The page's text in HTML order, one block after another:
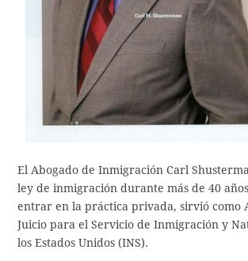
El Abogado de Inmigración Carl
ley de inmigración durante más de 40
entrar en la práctica privada, sirvió como
Juicio para el Servicio de Inmigración y
los Estados Unidos (INS).